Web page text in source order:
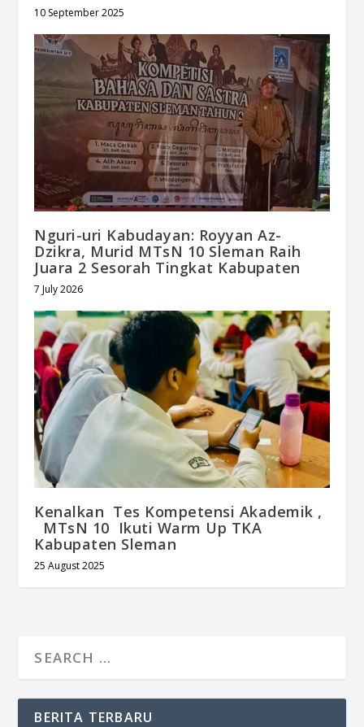
10 September 2025
Nguri-uri Kabudayan: Royyan Az-
Dzikra, Murid MTsN 10 Sleman Raih
Juara 2 Sesorah Tingkat Kabupaten
7 July 2026
Kenalkan Tes Kompetensi Akademik ,
MTsN 10 Ikuti Warm Up TKA
Kabupaten Sleman
25 August 2025
BERITA TERBARU